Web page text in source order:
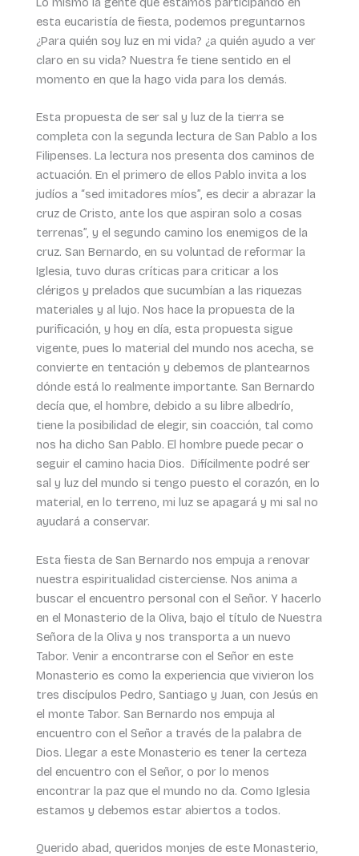
esta eucaristía de fiesta, podemos preguntarnos
¿Para quién soy luz en mi vida? ¿a quién ayudo a ver
claro en su vida? Nuestra fe tiene sentido en el
momento en que la hago vida para los demás.
Esta propuesta de ser sal y luz de la tierra se
completa con la segunda lectura de San Pablo a los
Filipenses. La lectura nos presenta dos caminos de
actuación. En el primero de ellos Pablo invita a los
judíos a “sed imitadores míos”, es decir a abrazar la
cruz de Cristo, ante los que aspiran solo a cosas
terrenas”, y el segundo camino los enemigos de la
cruz. San Bernardo, en su voluntad de reformar la
Iglesia, tuvo duras críticas para criticar a los
clérigos y prelados que sucumbían a las riquezas
materiales y al lujo. Nos hace la propuesta de la
purificación, y hoy en día, esta propuesta sigue
vigente, pues lo material del mundo nos acecha, se
convierte en tentación y debemos de plantearnos
dónde está lo realmente importante. San Bernardo
decía que, el hombre, debido a su libre albedrío,
tiene la posibilidad de elegir, sin coacción, tal como
nos ha dicho San Pablo. El hombre puede pecar o
seguir el camino hacia Dios. Difícilmente podré ser
sal y luz del mundo si tengo puesto el corazón, en lo
material, en lo terreno, mi luz se apagará y mi sal no
ayudará a conservar.
Esta fiesta de San Bernardo nos empuja a renovar
nuestra espiritualidad cisterciense. Nos anima a
buscar el encuentro personal con el Señor. Y hacerlo
en el Monasterio de la Oliva, bajo el título de Nuestra
Señora de la Oliva y nos transporta a un nuevo
Tabor. Venir a encontrarse con el Señor en este
Monasterio es como la experiencia que vivieron los
tres discípulos Pedro, Santiago y Juan, con Jesús en
el monte Tabor. San Bernardo nos empuja al
encuentro con el Señor a través de la palabra de
Dios. Llegar a este Monasterio es tener la certeza
del encuentro con el Señor, o por lo menos
encontrar la paz que el mundo no da. Como Iglesia
estamos y debemos estar abiertos a todos.
Querido abad, queridos monjes de este Monasterio,